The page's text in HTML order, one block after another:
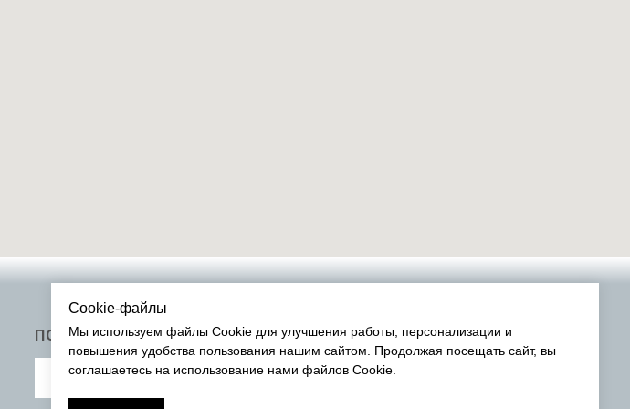
Cookie-файлы
Мы используем файлы Cookie для улучшения работы, персонализации и
повышения удобства пользования нашим сайтом. Продолжая посещать сайт, вы
соглашаетесь на использование нами файлов Cookie.
ПОДПИСАТЬСЯ